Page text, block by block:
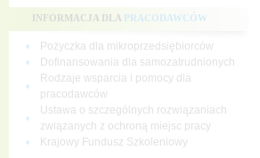
INFORMACJA DLA PRACODAWCÓW
Pożyczka dla mikroprzedsiębiorców
Dofinansowania dla samozatrudnionych
Rodzaje wsparcia i pomocy dla
pracodawców
Ustawa o szczególnych rozwiązaniach
związanych z ochroną miejsc pracy
Krajowy Fundusz Szkoleniowy